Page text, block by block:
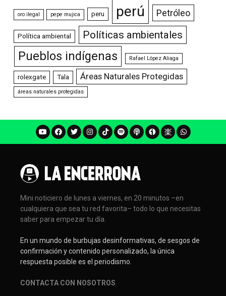
oro ilegal pepe mujica peru perú Petróleo
Política ambiental Políticas ambientales
Pueblos indígenas Rafael López Aliaga
rolexgate Tala Áreas Naturales Protegidas
áreas naturales protegidas
Mini noticiero de lunes a viernes, en 20 minutos –en
cualquiera que sea tu red favorita– todo lo que necesitas
saber para empezar tu día.
En un mundo de burbujas desinformativas, de sesgos de
confirmación y contenido personalizado, la única
respuesta posible es el periodismo.
CONTACTA CON NOSOTROS